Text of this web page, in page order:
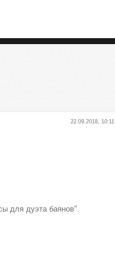
22.09.2018, 10:11
для дуэта баянов".